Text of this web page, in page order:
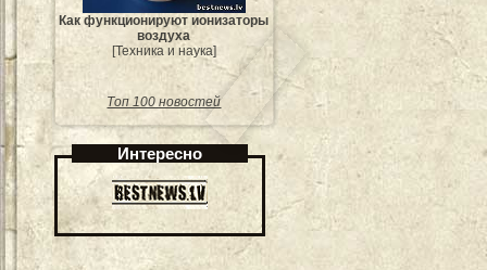
Как функционируют ионизаторы
воздуха
[Техника и наука]
Топ 100 новостей
Интересно